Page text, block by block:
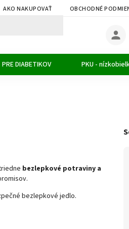
AKO NAKUPOVAŤ OBCHODNÉ
PRE DIABETIKOV PKU -
bezlepkové potraviny a
bezlepkové jedlo.